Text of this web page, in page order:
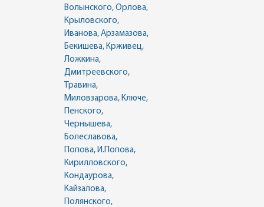
Волынского, Орлова,
Крыловского,
Иванова, Арзамазова,
Бекишева, Крживец,
Ложкина,
Дмитреевского,
Травина,
Миловзарова, Ключе,
Пенского,
Чернышева,
Болеславова,
Попова, И.Попова,
Кирилловского,
Кондаурова,
Кайзалова,
Полянского,